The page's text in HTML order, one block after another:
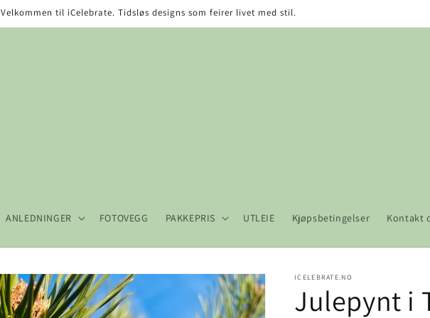
Velkommen til iCelebrate. Tidsløs designs som feirer livet med stil.
ANLEDNINGER FOTOVEGG PAKKEPRIS UTLEIE Kjøpsbetingelser Kontakt
ICELEBRATE.NO
Julepynt i